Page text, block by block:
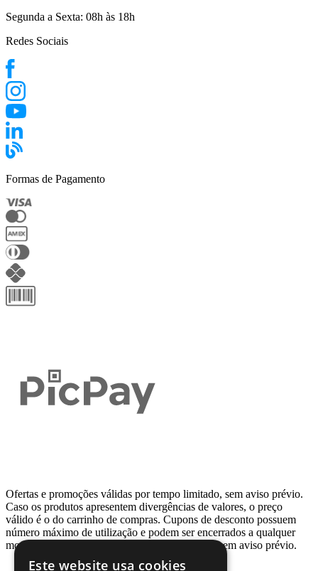
Segunda a Sexta: 08h às 18h
Redes Sociais
Formas de Pagamento
Ofertas e promoções válidas por tempo limitado, sem aviso prévio.
Caso os produtos apresentem divergências de valores, o preço
válido é o do carrinho de compras. Cupons de desconto possuem
número máximo de utilização e podem ser encerrados a qualquer
momento, de acordo com sua disponibilidade e sem aviso prévio.
Este website usa cookies